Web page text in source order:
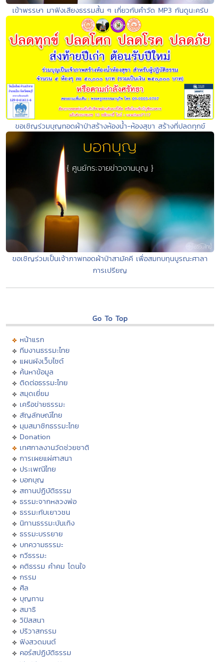
เข้าพรรษา มาฟังเสียงธรรมสั้น ๆ เกี่ยวกับคำวัด MP3 กันดูนะครับ
ขอเชิญร่วมบุญทอดผ้าป่าสร้างห้องน้ำ-ห้องสุขา สร้างที่ปลดทุกข์
ขอเชิญร่วมเป็นเจ้าภาพทอดผ้าป่าสามัคคี เพื่อสมทบทุนบูรณะศาลา
การเปรียญ
Go To Top
หน้าแรก
ทีมงานธรรมะไทย
แผนผังเว็บไซต์
ค้นหาข้อมูล
ติดต่อธรรมะไทย
สมุดเยี่ยม
เครือข่ายธรรมะ
สัญลักษณ์ไทย
มุมสมาชิกธรรมะไทย
Donation
เทศกาลงานวัดช่วยชาติ
การเผยแผ่ศาสนา
ประเพณีไทย
บอกบุญ
สถานปฏิบัติธรรม
ธรรมะจากหลวงพ่อ
ธรรมะกับเยาวชน
นิทานธรรมะบันเทิง
ธรรมะบรรยาย
บทความธรรมะ
กวีธรรมะ
คติธรรม คำคม โดนใจ
กรรม
ศีล
บุญทาน
สมาธิ
วิปัสสนา
ปริวาสกรรม
ฟังสวดมนต์
คอร์สปฏิบัติธรรม